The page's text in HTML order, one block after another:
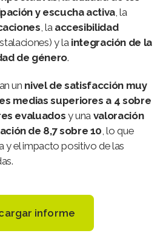
y escucha activa, la
, la accesibilidad
y la integración de la
de género.
un nivel de satisfacción muy
medias superiores a 4 sobre
evaluados y una valoración
de 8,7 sobre 10 , lo que
y el impacto positivo de las
informe